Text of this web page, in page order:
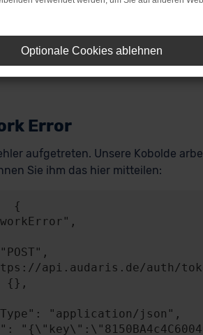
Error
aufgetreten. Unsere Kobolde
Sie ihm das hier mitteilen:
Optionale Cookies ablehnen